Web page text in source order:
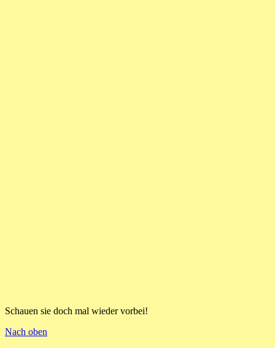
Schauen sie doch mal wieder vorbei!
Nach oben